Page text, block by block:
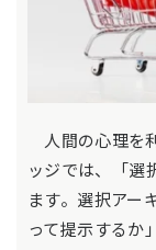
人間の心理を
ッジでは、「選
ます。選択アー
って提示するか